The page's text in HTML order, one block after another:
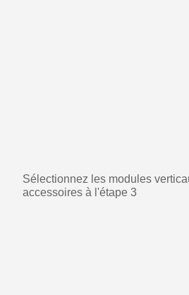
Sélectionnez les modules
accessoires à l'étape 3